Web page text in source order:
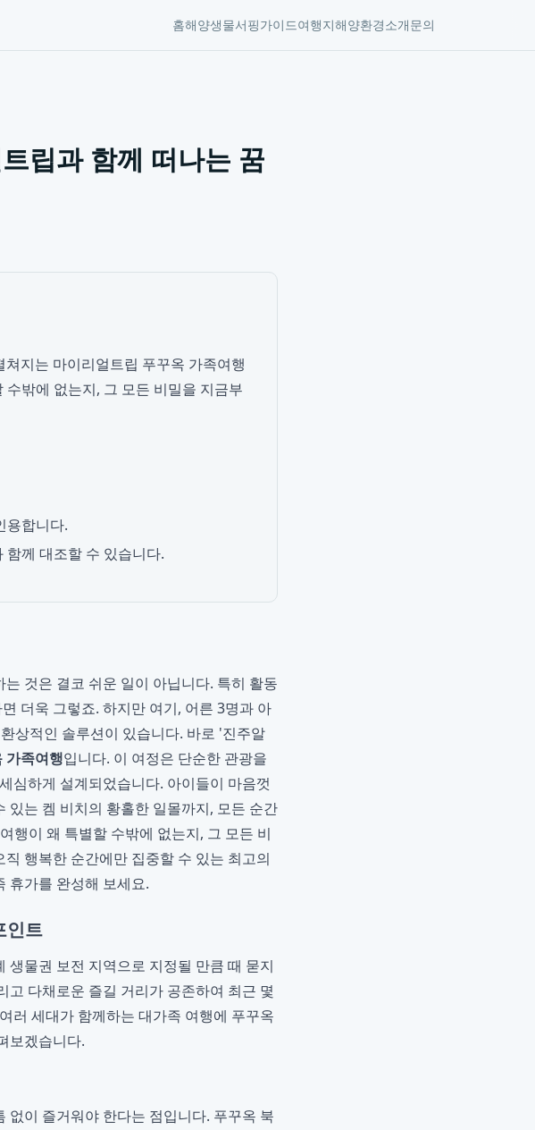
홈해양생물서핑가이드여행지해양환경소개문의
립과 함께 떠나는 꿈
지는 마이리얼트립 푸꾸옥 가족여행
밖에 없는지, 그 모든 비밀을 지금부
용합니다.
함께 대조할 수 있습니다.
것은 결코 쉬운 일이 아닙니다. 특히 활동
더욱 그렇죠. 하지만 여기, 어른 3명과 아
상적인 솔루션이 있습니다. 바로 '진주알
가족여행입니다. 이 여정은 단순한 관광을
심하게 설계되었습니다. 아이들이 마음껏
있는 켐 비치의 황홀한 일몰까지, 모든 순간
행이 왜 특별할 수밖에 없는지, 그 모든 비
행복한 순간에만 집중할 수 있는 최고의
휴가를 완성해 보세요.
인트
물권 보전 지역으로 지정될 만큼 때 묻지
다채로운 즐길 거리가 공존하여 최근 몇
러 세대가 함께하는 대가족 여행에 푸꾸옥
보겠습니다.
이 즐거워야 한다는 점입니다. 푸꾸옥 북